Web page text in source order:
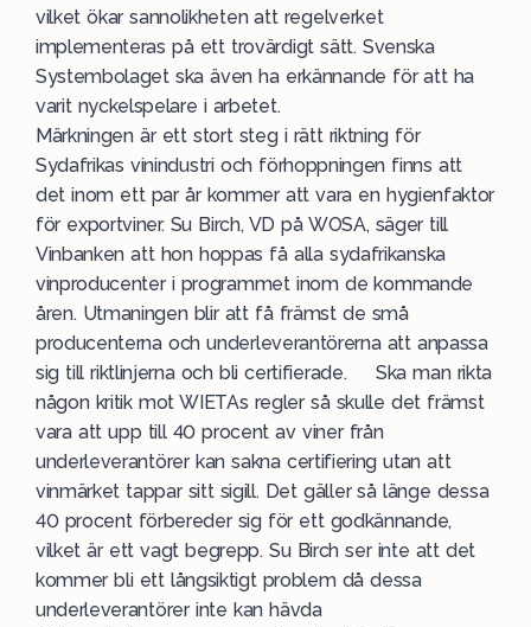
vilket ökar sannolikheten att regelverket
implementeras på ett trovärdigt sätt. Svenska
Systembolaget ska även ha erkännande för att ha
varit nyckelspelare i arbetet.
Märkningen är ett stort steg i rätt riktning för
Sydafrikas vinindustri och förhoppningen finns att
det inom ett par år kommer att vara en hygienfaktor
för exportviner. Su Birch, VD på WOSA, säger till
Vinbanken att hon hoppas få alla sydafrikanska
vinproducenter i programmet inom de kommande
åren. Utmaningen blir att få främst de små
producenterna och underleverantörerna att anpassa
sig till riktlinjerna och bli certifierade. Ska man rikta
någon kritik mot WIETAs regler så skulle det främst
vara att upp till 40 procent av viner från
underleverantörer kan sakna certifiering utan att
vinmärket tappar sitt sigill. Det gäller så länge dessa
40 procent förbereder sig för ett godkännande,
vilket är ett vagt begrepp. Su Birch ser inte att det
kommer bli ett långsiktigt problem då dessa
underleverantörer inte kan hävda